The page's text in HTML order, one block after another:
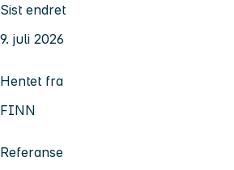
Sist endret
9. juli 2026
Hentet fra
FINN
Referanse